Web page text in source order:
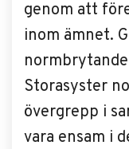
genom att
inom ämnet.
Storasyster
övergrepp i
vara ensam i